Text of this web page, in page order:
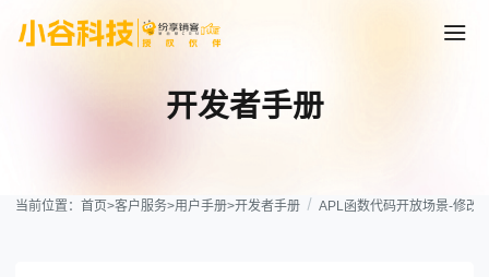
开发者手册
当前位置：首页>客户服务>用户手册>开发者手册 APL函数代码开放场景-修改